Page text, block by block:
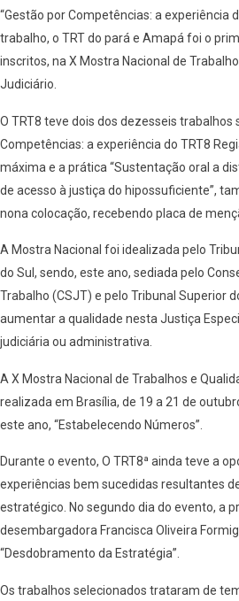
“Gestão por Competências: a experiência
trabalho, o TRT do pará e Amapá foi o
inscritos, na X Mostra Nacional de
Judiciário.
O TRT8 teve dois dos dezesseis trabalhos
Competências: a experiência do TRT8
máxima e a prática “Sustentação oral a
de acesso à justiça do hipossuficiente”,
nona colocação, recebendo placa de
A Mostra Nacional foi idealizada pelo
do Sul, sendo, este ano, sediada pelo
Trabalho (CSJT) e pelo Tribunal Superior
aumentar a qualidade nesta Justiça
judiciária ou administrativa.
A X Mostra Nacional de Trabalhos e
realizada em Brasília, de 19 a 21 de
este ano, “Estabelecendo Números”.
Durante o evento, O TRT8ª ainda teve a
experiências bem sucedidas resultantes
estratégico. No segundo dia do evento, a
desembargadora Francisca Oliveira
“Desdobramento da Estratégia”.
Os trabalhos selecionados trataram de